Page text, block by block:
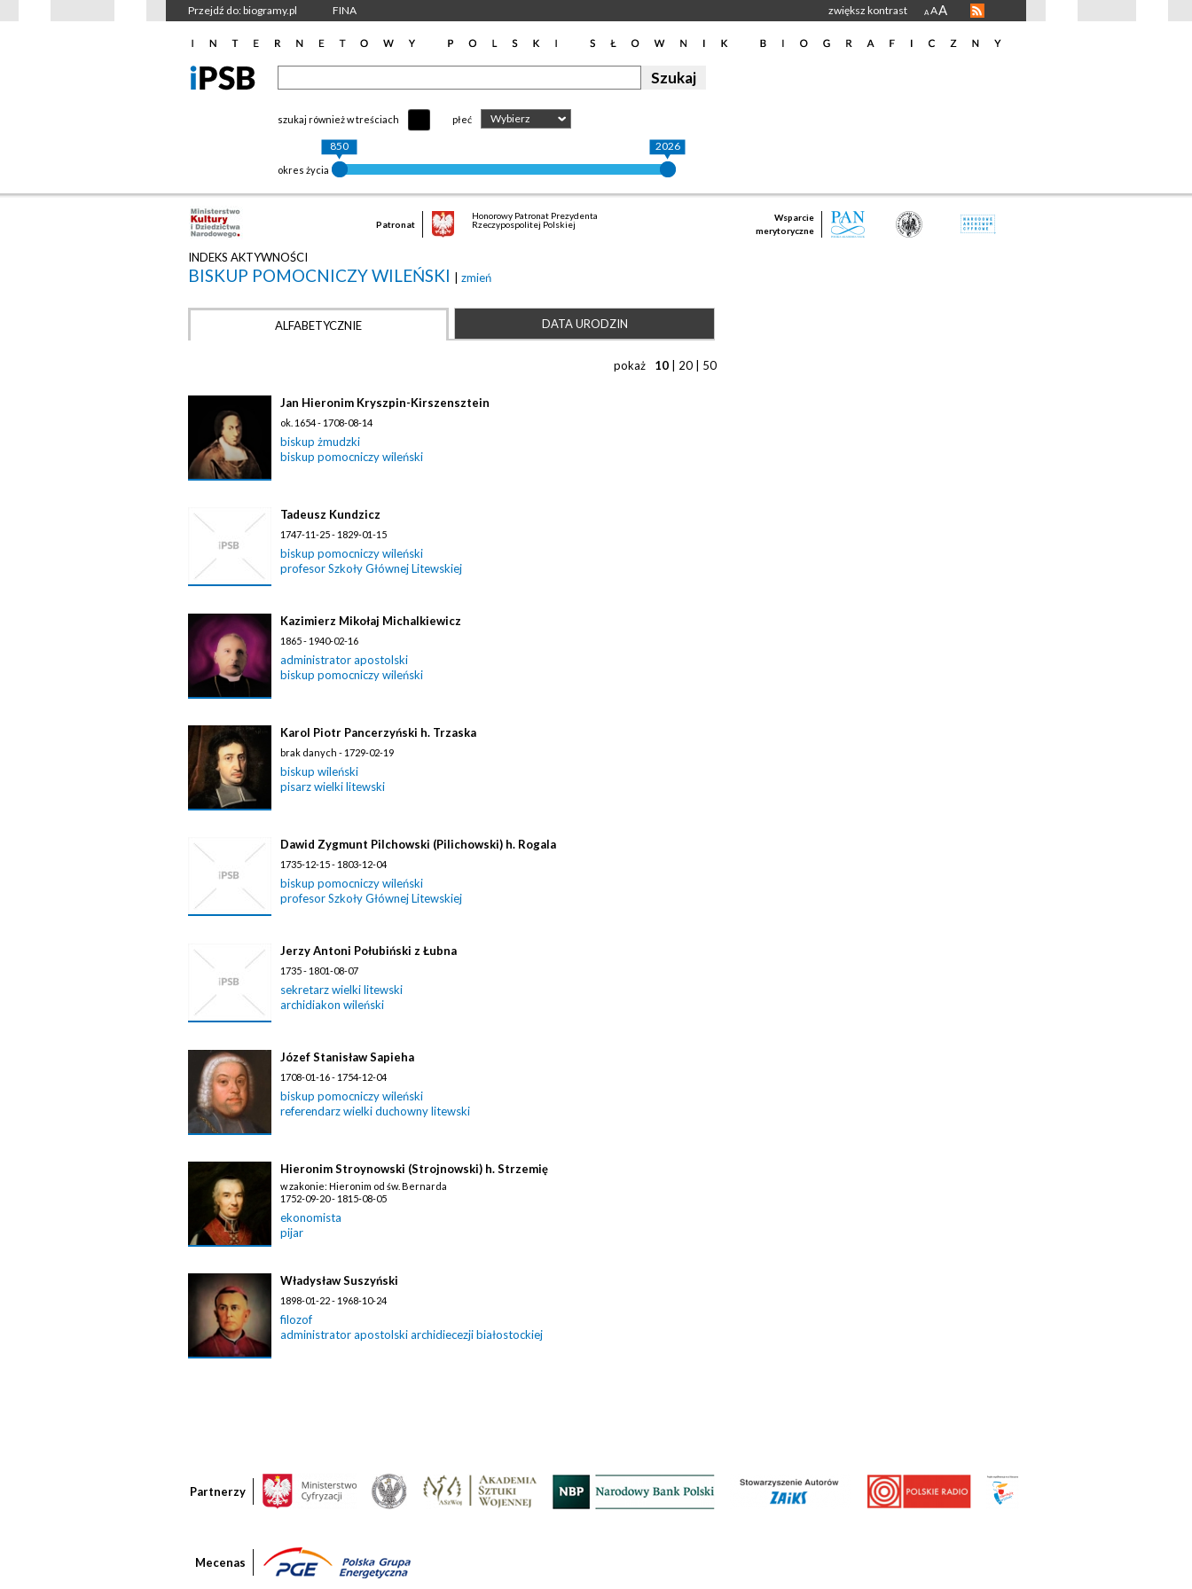
Przejdź do: biogramy.pl FINA zwiększ kontrast A AA
szukaj również w treściach płeć Wybierz
okres życia
850 2026
Patronat
Honorowy Patronat Prezydenta
Rzeczypospolitej Polskiej
Wsparcie
merytoryczne
INDEKS AKTYWNOŚCI
BISKUP POMOCNICZY WILEŃSKI zmień
ALFABETYCZNIE DATA URODZIN
pokaż 10 20 50
Jan Hieronim Kryszpin-Kirszensztein
ok. 1654 - 1708-08-14
biskup żmudzki
biskup pomocniczy wileński
Tadeusz Kundzicz
1747-11-25 - 1829-01-15
biskup pomocniczy wileński
profesor Szkoły Głównej Litewskiej
Kazimierz Mikołaj Michalkiewicz
1865 - 1940-02-16
administrator apostolski
biskup pomocniczy wileński
Karol Piotr Pancerzyński h. Trzaska
brak danych - 1729-02-19
biskup wileński
pisarz wielki litewski
Dawid Zygmunt Pilchowski (Pilichowski) h. Rogala
1735-12-15 - 1803-12-04
biskup pomocniczy wileński
profesor Szkoły Głównej Litewskiej
Jerzy Antoni Połubiński z Łubna
1735 - 1801-08-07
sekretarz wielki litewski
archidiakon wileński
Józef Stanisław Sapieha
1708-01-16 - 1754-12-04
biskup pomocniczy wileński
referendarz wielki duchowny litewski
Hieronim Stroynowski (Strojnowski) h. Strzemię
w zakonie: Hieronim od św. Bernarda
1752-09-20 - 1815-08-05
ekonomista
pijar
Władysław Suszyński
1898-01-22 - 1968-10-24
filozof
administrator apostolski archidiecezji białostockiej
Partnerzy
Mecenas